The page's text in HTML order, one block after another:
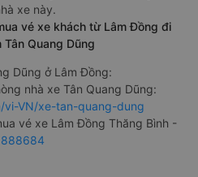
xe này.
vé xe khách từ Lâm Đồng đi
Quang Dũng
Dũng ở Lâm Đồng:
nhà xe Tân Quang Dũng:
vi-VN/xe-tan-quang-dung
vé xe Lâm Đồng Thăng Bình -